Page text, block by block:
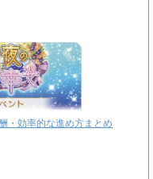
・効率的な進め方まとめ